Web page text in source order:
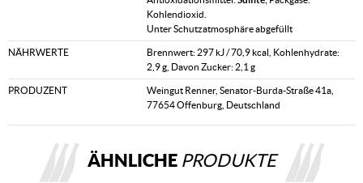
Kohlendioxid.
Unter Schutzatmosphäre abgefüllt
NÄHRWERTE
Brennwert: 297 kJ / 70,9 kcal, Kohlenhydrate:
2,9 g, Davon Zucker: 2,1 g
PRODUZENT
Weingut Renner, Senator-Burda-Straße 41a,
77654 Offenburg, Deutschland
ÄHNLICHE PRODUKTE